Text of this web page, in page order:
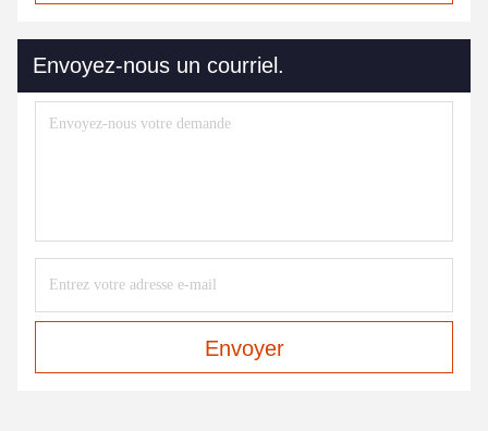
Envoyez-nous un courriel.
Envoyer